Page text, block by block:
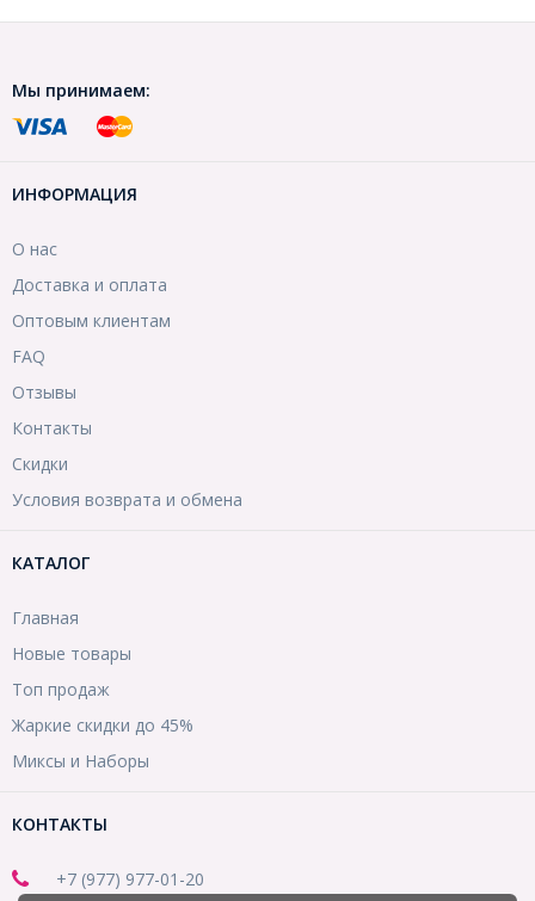
Мы принимаем:
ИНФОРМАЦИЯ
О нас
Доставка и оплата
Оптовым клиентам
FAQ
Отзывы
Контакты
Скидки
Условия возврата и обмена
КАТАЛОГ
Главная
Новые товары
Топ продаж
Жаркие скидки до 45%
Миксы и Наборы
КОНТАКТЫ
+7 (977) 977-01-20